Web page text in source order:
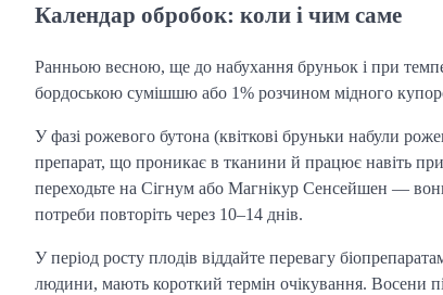
Календар обробок: коли і чим саме
Ранньою весною, ще до набухання бруньок і при
бордоською сумішшю або 1% розчином мідного
У фазі рожевого бутона (квіткові бруньки набули
препарат, що проникає в тканини й працює навіть
переходьте на Сігнум або Магнікур Сенсейшен —
потреби повторіть через 10–14 днів.
У період росту плодів віддайте перевагу
людини, мають короткий термін очікування. Восени